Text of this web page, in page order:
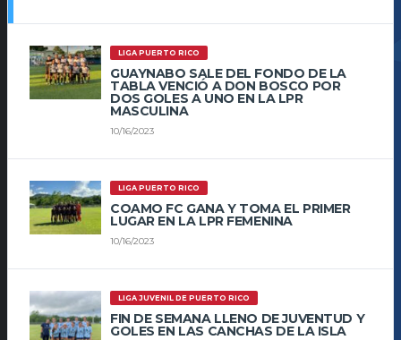
LIGA PUERTO RICO
GUAYNABO SALE DEL FONDO DE LA
TABLA VENCIÓ A DON BOSCO POR
DOS GOLES A UNO EN LA LPR
MASCULINA
10/16/2023
LIGA PUERTO RICO
COAMO FC GANA Y TOMA EL PRIMER
LUGAR EN LA LPR FEMENINA
10/16/2023
LIGA JUVENIL DE PUERTO RICO
FIN DE SEMANA LLENO DE JUVENTUD Y
GOLES EN LAS CANCHAS DE LA ISLA